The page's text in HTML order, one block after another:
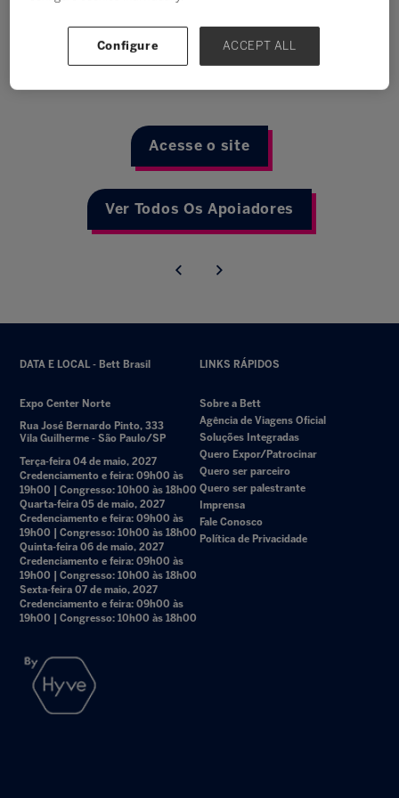
Acesse o site
Ver Todos Os Apoiadores
DATA E LOCAL - Bett Brasil
Expo Center Norte
Rua José Bernardo Pinto, 333
Vila Guilherme - São Paulo/SP
Terça-feira 04 de maio, 2027
Credenciamento e feira: 09h00 às
19h00 | Congresso: 10h00 às 18h00
Quarta-feira 05 de maio, 2027
Credenciamento e feira: 09h00 às
19h00 | Congresso: 10h00 às 18h00
Quinta-feira 06 de maio, 2027
Credenciamento e feira: 09h00 às
19h00 | Congresso: 10h00 às 18h00
Sexta-feira 07 de maio, 2027
Credenciamento e feira: 09h00 às
19h00 | Congresso: 10h00 às 18h00
LINKS RÁPIDOS
Sobre a Bett
Agência de Viagens Oficial
Soluções Integradas
Quero Expor/Patrocinar
Quero ser parceiro
Quero ser palestrante
Imprensa
Fale Conosco
Política de Privacidade
Configure ACCEPT ALL